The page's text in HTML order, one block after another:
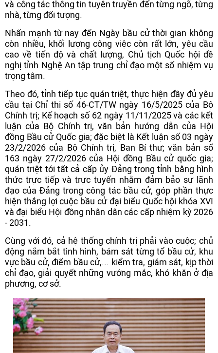
và công tác thông tin tuyên truyền đến từng ngõ, từng
nhà, từng đối tượng.
Nhấn mạnh từ nay đến Ngày bầu cử thời gian không
còn nhiều, khối lượng công việc còn rất lớn, yêu cầu
cao về tiến độ và chất lượng, Chủ tịch Quốc hội đề
nghị tỉnh Nghệ An tập trung chỉ đạo một số nhiệm vụ
trọng tâm.
Theo đó, tỉnh tiếp tục quán triệt, thực hiện đầy đủ yêu
cầu tại Chỉ thị số 46-CT/TW ngày 16/5/2025 của Bộ
Chính trị; Kế hoạch số 62 ngày 11/11/2025 và các kết
luận của Bộ Chính trị, văn bản hướng dẫn của Hội
đồng Bầu cử Quốc gia; đặc biệt là Kết luận số 03 ngày
23/2/2026 của Bộ Chính trị, Ban Bí thư; văn bản số
163 ngày 27/2/2026 của Hội đồng Bầu cử quốc gia;
quán triệt tới tất cả cấp ủy Đảng trong tỉnh bằng hình
thức trực tiếp và trực tuyến nhằm đảm bảo sự lãnh
đạo của Đảng trong công tác bầu cử, góp phần thực
hiện thắng lợi cuộc bầu cử đại biểu Quốc hội khóa XVI
và đại biểu Hội đồng nhân dân các cấp nhiệm kỳ 2026
- 2031.
Cùng với đó, cả hệ thống chính trị phải vào cuộc; chủ
động nắm bắt tình hình, bám sát từng tổ bầu cử, khu
vực bầu cử, điểm bầu cử,... kiểm tra, giám sát, kịp thời
chỉ đạo, giải quyết những vướng mắc, khó khăn ở địa
phương, cơ sở.